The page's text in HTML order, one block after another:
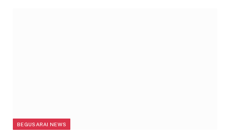
BEGUSARAI NEWS